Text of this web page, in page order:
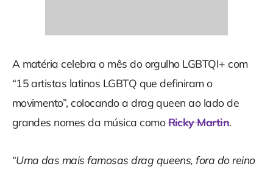
A matéria celebra o mês do orgulho LGBTQI+ com
“15 artistas latinos LGBTQ que definiram o
movimento”, colocando a drag queen ao lado de
grandes nomes da música comoRicky Martin.
“Uma das mais famosas drag queens, fora do reino